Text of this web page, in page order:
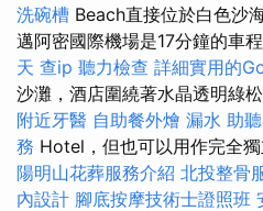
洗碗槽 Beach直接位於白色沙
邁阿密國際機場是17分鐘的車程
天 查ip 聽力檢查 詳細實用的
沙灘，酒店圍繞著水晶透明綠
附近牙醫 自助餐外燴 漏水 助
務 Hotel，但也可以用作完全
陽明山花葬服務介紹 北投整骨
內設計 腳底按摩技術士證照班